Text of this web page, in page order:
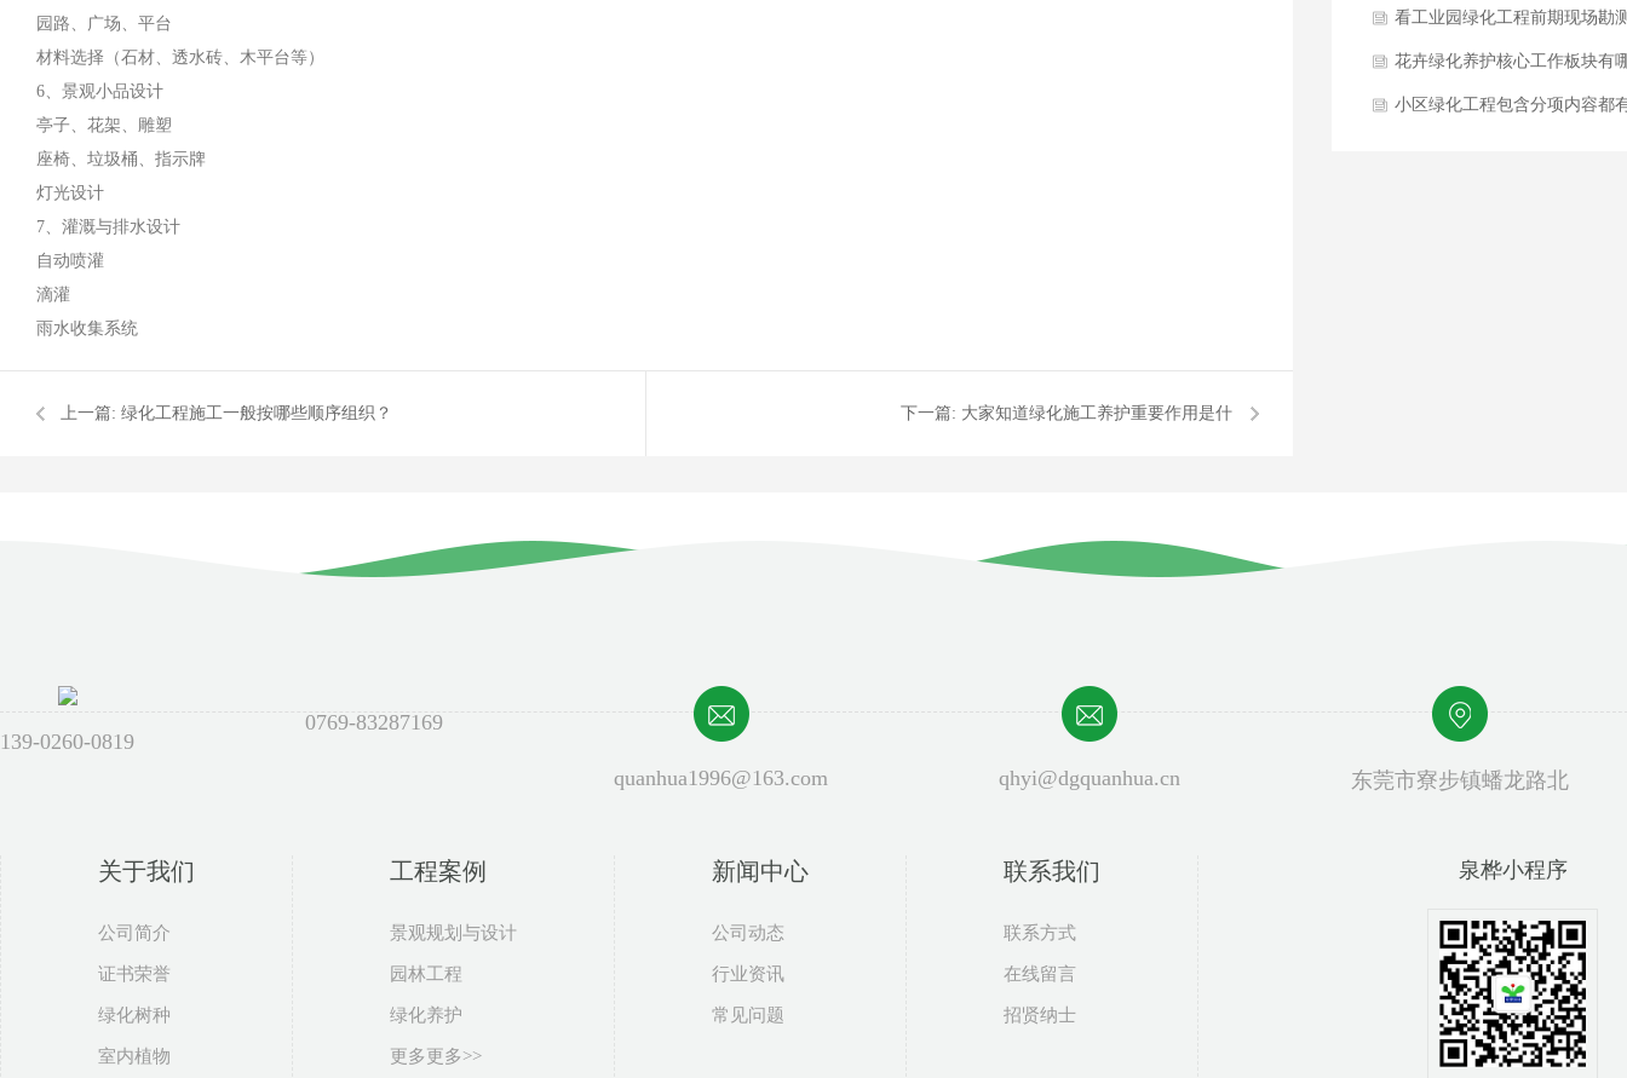
园路、广场、平台
材料选择（石材、透水砖、木平台等）
6、景观小品设计
亭子、花架、雕塑
座椅、垃圾桶、指示牌
灯光设计
7、灌溉与排水设计
自动喷灌
滴灌
雨水收集系统
上一篇: 绿化工程施工一般按哪些顺序组织？ 下一篇: 大家知道绿化施工养护重要作用是什
哪些方面？
看工业园绿化工程前期现场勘
与方案设计要点是什么？
花卉绿化养护核心工作板块有
些方面？
小区绿化工程包含分项内容都
139-0260-0819
0769-83287169
quanhua1996@163.com qhyi@dgquanhua.cn 东莞市寮步镇蟠龙路北
关于我们
公司简介
证书荣誉
绿化树种
室内植物
工程案例
景观规划与设计
园林工程
绿化养护
更多更多>>
新闻中心
公司动态
行业资讯
常见问题
联系我们
联系方式
在线留言
招贤纳士
泉桦小程序 泉桦小程序